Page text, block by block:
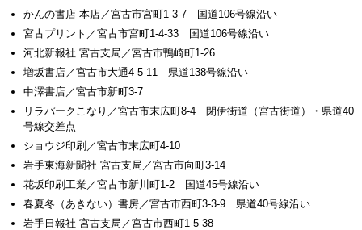
かんの書店 本店／宮古市宮町1-3-7 国道106号線沿い
宮古プリント／宮古市宮町1-4-33 国道106号線沿い
河北新報社 宮古支局／宮古市鴨崎町1-26
増坂書店／宮古市大通4-5-11 県道138号線沿い
中澤書店／宮古市新町3-7
リラパークこなり／宮古市末広町8-4 閉伊街道（宮古街道）・県道40
号線交差点
ショウジ印刷／宮古市末広町4-10
岩手東海新聞社 宮古支局／宮古市向町3-14
花坂印刷工業／宮古市新川町1-2 国道45号線沿い
春夏冬（あきない）書房／宮古市西町3-3-9 県道40号線沿い
岩手日報社 宮古支局／宮古市西町1-5-38